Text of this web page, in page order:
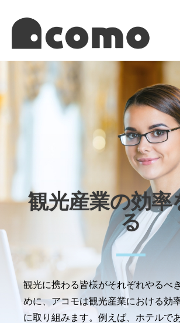
観光産業の効率
る
観光に携わる皆様がそれぞれやるべ
めに、アコモは観光産業における効
に取り組みます。例えば、ホテルで